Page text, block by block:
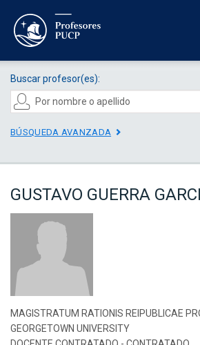
Buscar profesor(es):
BÚSQUEDA AVANZADA
GUSTAVO GUERRA
MAGISTRATUM RATIONIS REIPUBLICAE
GEORGETOWN UNIVERSITY